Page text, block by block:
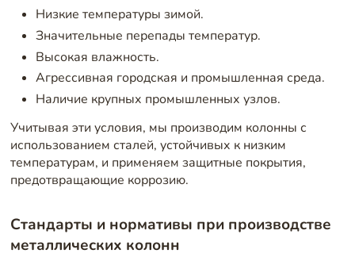
Низкие температуры зимой.
Значительные перепады температур.
Высокая влажность.
Агрессивная городская и промышленная среда.
Наличие крупных промышленных узлов.
Учитывая эти условия, мы производим колонны с
использованием сталей, устойчивых к низким
температурам, и применяем защитные покрытия,
предотвращающие коррозию.
Стандарты и нормативы при производстве
металлических колонн